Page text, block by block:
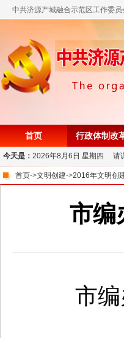
中共济源产城融合示范区工作委员
首页 行政体制改
今天是： 2026年8月6日 星期四 请
首页->文明创建->2016年文明创
市编
市